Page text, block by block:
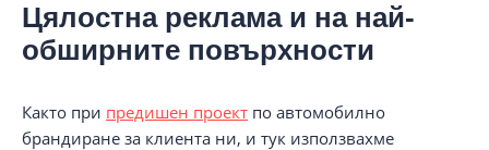
Цялостна реклама и на най-
обширните повърхности
Както при предишен проект по автомобилно
брандиране за клиента ни, и тук използвахме